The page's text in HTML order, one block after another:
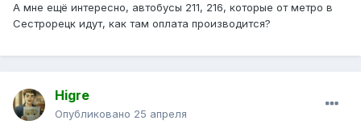
А мне ещё интересно, автобусы 211, 216, которые от метро в
Сестрорецк идут, как там оплата производится?
Higre
Опубликовано 25 апреля